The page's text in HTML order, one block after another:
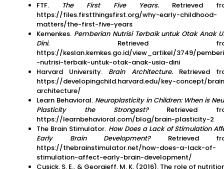
FTF. The First Five Years.Retrieved
https://files.firstthingsfirst.org/why-early-childhood-
matters/the-first-five-years
Kemenkes. Pemberian Nutrisi Terbaik untuk Otak Anak
Dini. Retrieved
https://keslan.kemkes.go.id/view_artikel/3749/
-nutrisi-terbaik-untuk-otak-anak-usia-dini
Harvard University. Brain Architecture.Retrieved
https://developingchild.harvard.edu/key-concept/
architecture/
Learn Behavioral. Neuroplasticity in Children: When is
Plasticity the Strongest? Retrieved
https://learnbehavioral.com/blog/brain-plasticity-2
The Brain Stimulator. How Does a Lack of Stimulation
Early Brain Development? Retrieved
https://thebrainstimulator.net/how-does-a-lack-of-
stimulation-affect-early-brain-development/
Cusick, S. E., & Georgieff, M. K. (2016). The role of